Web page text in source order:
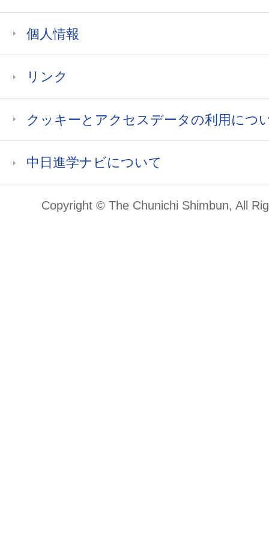
個人情報
リンク
クッキーとアクセスデータの利用につ
中日進学ナビについて
Copyright © The Chunichi Shimbun, All